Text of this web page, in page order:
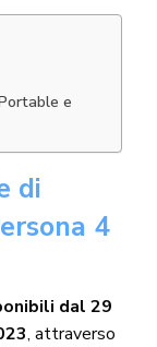
e
di
4
dal 29
, attraverso